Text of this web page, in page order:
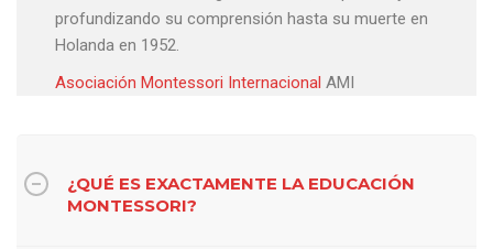
profundizando su comprensión hasta su muerte en
Holanda en 1952.
Asociación Montessori Internacional AMI
¿QUÉ ES EXACTAMENTE LA EDUCACIÓN
MONTESSORI?